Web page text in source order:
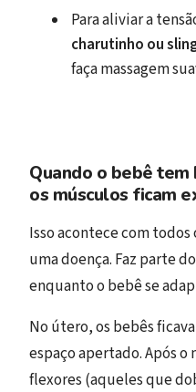
Para aliviar a
charutinho ou
faça massagem
Quando o bebê
os músculos ficam
Isso acontece com todos
uma doença. Faz parte
enquanto o bebê se
No útero, os bebês
espaço apertado. Após
flexores (aqueles que